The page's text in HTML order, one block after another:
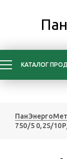
КАТАЛОГ
ПанЭнергоМет
750/5 0,2S/